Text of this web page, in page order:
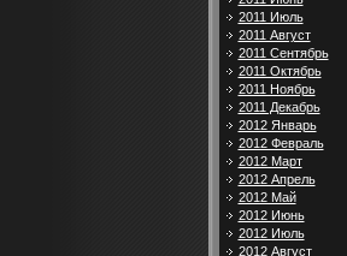
2011 Июль
2011 Август
2011 Сентябрь
2011 Октябрь
2011 Ноябрь
2011 Декабрь
2012 Январь
2012 Февраль
2012 Март
2012 Апрель
2012 Май
2012 Июнь
2012 Июль
2012 Август